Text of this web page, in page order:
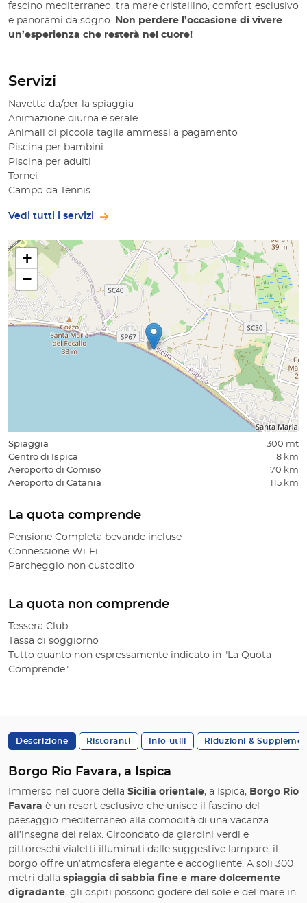
fascino mediterraneo, tra mare cristallino, comfort esclusivo
e panorami da sogno. Non perdere l’occasione di vivere
un’esperienza che resterà nel cuore!
Servizi
Navetta da/per la spiaggia
Animazione diurna e serale
Animali di piccola taglia ammessi a pagamento
Piscina per bambini
Piscina per adulti
Tornei
Campo da Tennis
Vedi tutti i servizi
+
−
Spiaggia
300 mt
Centro di Ispica
8 km
Aeroporto di Comiso
70 km
Aeroporto di Catania
115 km
La quota comprende
Pensione Completa bevande incluse
Connessione Wi-Fi
Parcheggio non custodito
La quota non comprende
Tessera Club
Tassa di soggiorno
Tutto quanto non espressamente indicato in "La Quota
Comprende"
Descrizione Ristoranti Info utili Riduzioni &
Borgo Rio Favara, a Ispica
Immerso nel cuore della Sicilia orientale, a Ispica, Borgo Rio
Favara è un resort esclusivo che unisce il fascino del
paesaggio mediterraneo alla comodità di una vacanza
all’insegna del relax. Circondato da giardini verdi e
pittoreschi vialetti illuminati dalle suggestive lampare, il
borgo offre un’atmosfera elegante e accogliente. A soli 300
metri dalla spiaggia di sabbia fine e mare dolcemente
digradante, gli ospiti possono godere del sole e del mare in